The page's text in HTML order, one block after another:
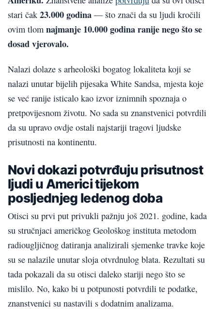
stari čak 23.000 godina — što znači da su ljudi kročili
ovim tlom najmanje 10.000 godina ranije nego što se
dosad vjerovalo.
Nalazi dolaze s arheološki bogatog lokaliteta koji se
nalazi unutar bijelih pijesaka White Sandsa, mjesta koje
se već ranije isticalo kao izvor iznimnih spoznaja o
pretpovijesnom životu. No sada su znanstvenici potvrdili
da su upravo ovdje ostali najstariji tragovi ljudske
prisutnosti na kontinentu.
Novi dokazi potvrđuju prisutnost
ljudi u Americi tijekom
posljednjeg ledenog doba
Otisci su prvi put privukli pažnju još 2021. godine, kada
su stručnjaci američkog Geološkog instituta metodom
radiougljičnog datiranja analizirali sjemenke travke koje
su se nalazile unutar sloja otvrdnulog blata. Rezultati su
tada pokazali da su otisci daleko stariji nego što se
mislilo. No, kako bi u potpunosti potvrdili te podatke,
znanstvenici su nastavili s dodatnim analizama.